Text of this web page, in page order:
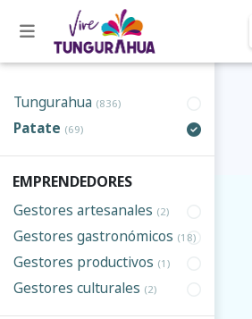
Tungurahua (836)
Patate (69)
EMPRENDEDORES
Gestores artesanales (2)
Gestores gastronómicos (18)
Gestores productivos (1)
Gestores culturales (2)